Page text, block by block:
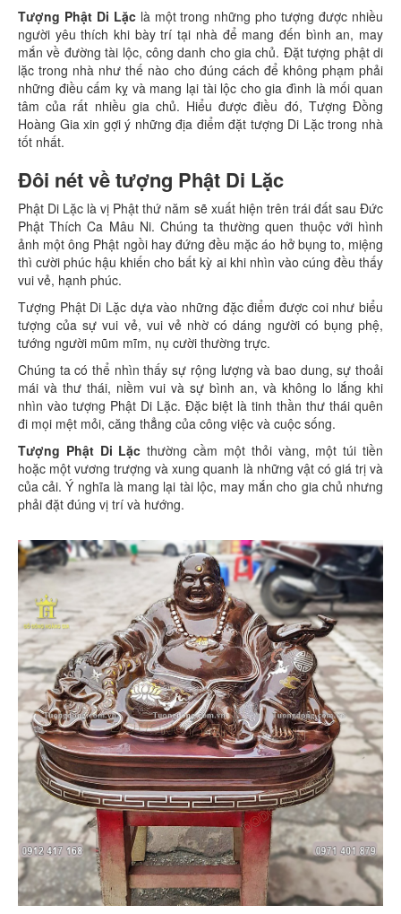
Tượng Phật Di Lặclà một trong những pho tượng được nhiều
người yêu thích khi bày trí tại nhà để mang đến bình an, may
mắn về đường tài lộc, công danh cho gia chủ. Đặt tượng phật di
lặc trong nhà như thế nào cho đúng cách để không phạm phải
những điều cấm kỵ và mang lại tài lộc cho gia đình là mối quan
tâm của rất nhiều gia chủ. Hiểu được điều đó, Tượng Đồng
Hoàng Gia xin gợi ý những địa điểm đặt tượng Di Lặc trong nhà
tốt nhất.
Đôi nét về tượng Phật Di Lặc
Phật Di Lặc là vị Phật thứ năm sẽ xuất hiện trên trái đất sau Đức
Phật Thích Ca Mâu Ni. Chúng ta thường quen thuộc với hình
ảnh một ông Phật ngồi hay đứng đều mặc áo hở bụng to, miệng
thì cười phúc hậu khiến cho bất kỳ ai khi nhìn vào cúng đều thấy
vui vẻ, hạnh phúc.
Tượng Phật Di Lặc dựa vào những đặc điểm được coi như biểu
tượng của sự vui vẻ, vui vẻ nhờ có dáng người có bụng phệ,
tướng người mũm mĩm, nụ cười thường trực.
Chúng ta có thể nhìn thấy sự rộng lượng và bao dung, sự thoải
mái và thư thái, niềm vui và sự bình an, và không lo lắng khi
nhìn vào tượng Phật Di Lặc. Đặc biệt là tinh thần thư thái quên
đi mọi mệt mỏi, căng thẳng của công việc và cuộc sống.
Tượng Phật Di Lặc thường cầm một thỏi vàng, một túi tiền
hoặc một vương trượng và xung quanh là những vật có giá trị và
của cải. Ý nghĩa là mang lại tài lộc, may mắn cho gia chủ nhưng
phải đặt đúng vị trí và hướng.